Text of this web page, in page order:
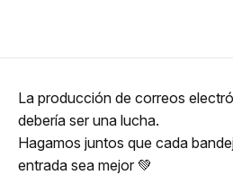
La producción de correos
debería ser una lucha.
Hagamos juntos que cada
entrada sea mejor 💚